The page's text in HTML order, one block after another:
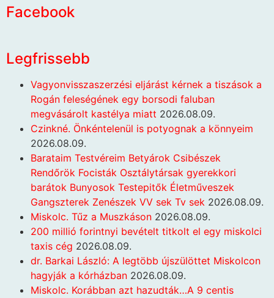
Facebook
Legfrissebb
Vagyonvisszaszerzési eljárást kérnek a tiszások a
Rogán feleségének egy borsodi faluban
megvásárolt kastélya miatt 2026.08.09.
Czinkné. Önkéntelenül is potyognak a könnyeim
2026.08.09.
Barataim Testvéreim Betyárok Csibészek
Rendőrök Focisták Osztálytársak gyerekkori
barátok Bunyosok Testepitők Életműveszek
Gangszterek Zenészek VV sek Tv sek 2026.08.09.
Miskolc. Tűz a Muszkáson 2026.08.09.
200 millió forintnyi bevételt titkolt el egy miskolci
taxis cég 2026.08.09.
dr. Barkai László: A legtöbb újszülöttet Miskolcon
hagyják a kórházban 2026.08.09.
Miskolc. Korábban azt hazudták…A 9 centis